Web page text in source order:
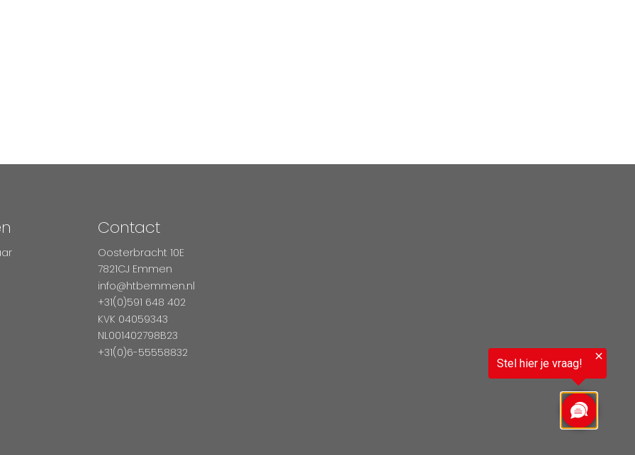
Contact
Oosterbracht 10E
7821CJ Emmen
info@htbemmen.nl
+31(0)591 648 402
KVK 04059343
NL001402798B23
+31(0)6-55558832